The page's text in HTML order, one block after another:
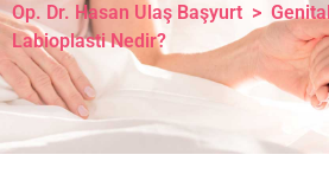
Op. Dr. Hasan Ulaş Başyurt >
Labioplasti Nedir?